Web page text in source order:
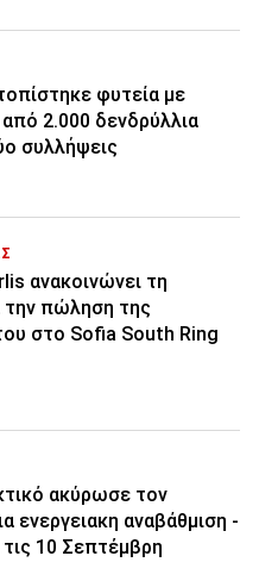
φυτεία με
2.000 δενδρύλλια
συλλήψεις
ανακοινώνει τη
την πώληση της
στο Sofia South Ring
ακύρωσε τον
ενεργειακη αναβάθμιση -
τις 10 Σεπτέμβρη